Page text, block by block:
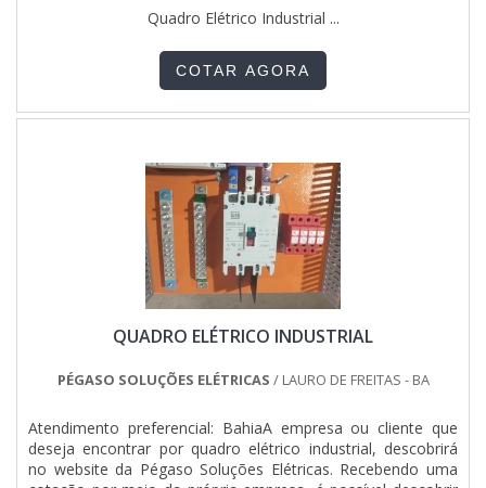
Quadro Elétrico Industrial ...
COTAR AGORA
QUADRO ELÉTRICO INDUSTRIAL
PÉGASO SOLUÇÕES ELÉTRICAS / LAURO DE FREITAS - BA
Atendimento preferencial: BahiaA empresa ou cliente que
deseja encontrar por quadro elétrico industrial, descobrirá
no website da Pégaso Soluções Elétricas. Recebendo uma